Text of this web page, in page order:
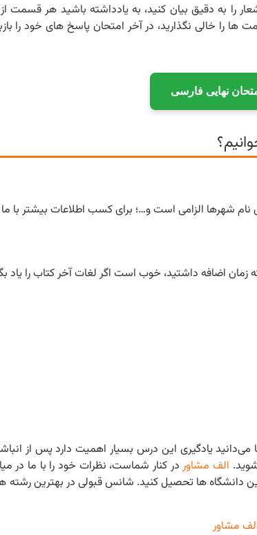
را به دقیق بیان کنید، به یادداشته باشید هر قسمت
را خالی نگذارید، در آخر امتحان پاسخ های خود را
نهایی فارسی
نام شهرها الزامی است و…؛ برای کسب اطلاعات بیشتر با
اضافه داشتید، خوب است اگر لغات آخر کتاب را یاد
می‌دانید یادگیری این درس بسیار اهمیت دارد پس از
الف مشاوردر کنار شماست، نظرات خود را با ما در
دانشگاه ها تحصیل کنید. شانس قبولی در بهترین رشته
مشاور